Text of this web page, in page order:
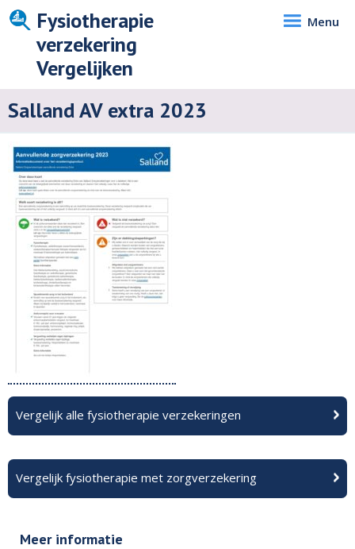
Fysiotherapie
verzekering
Vergelijken
Menu
Salland AV extra 2023
Vergelijk alle fysiotherapie verzekeringen
Vergelijk fysiotherapie met zorgverzekering
Meer informatie